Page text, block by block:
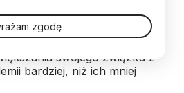
przez naukowców z
i University of Sussex
swojego związku z
bardziej, niż ich mniej
zgodę